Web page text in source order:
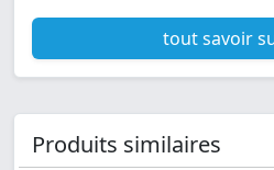
tout savoir
Produits similaires